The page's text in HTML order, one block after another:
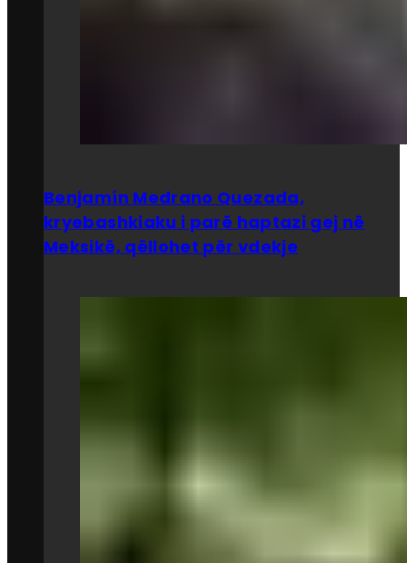
Benjamín Medrano Quezada,
kryebashkiaku i parë haptazi gej në
Meksikë, qëllohet për vdekje